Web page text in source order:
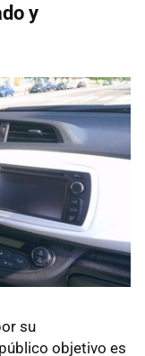
y
su
objetivo es